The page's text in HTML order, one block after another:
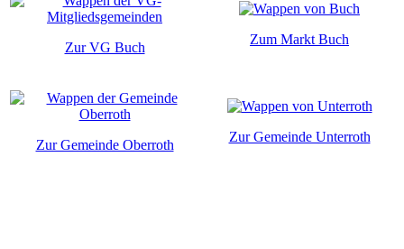
Zur VG Buch
Zum Markt Buch
Zur Gemeinde Oberroth
Zur Gemeinde Unterroth